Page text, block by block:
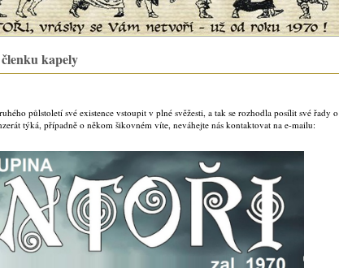
kapely
půlstoletí své existence vstoupit v plné svěžesti, a tak se rozhodla posílit své řady o
týká, případně o někom šikovném víte, neváhejte nás kontaktovat na e-mailu: